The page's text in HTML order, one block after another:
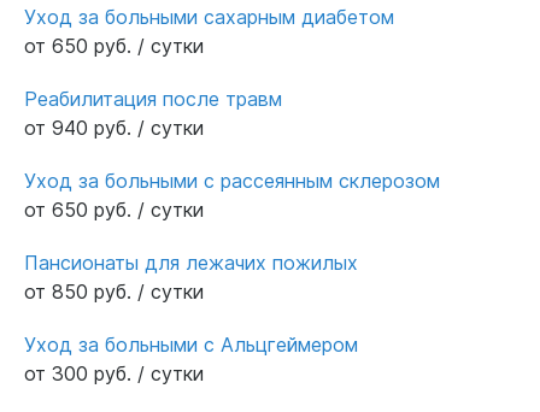
Уход за больными сахарным диабетом
от 650 руб. / сутки
Реабилитация после травм
от 940 руб. / сутки
Уход за больными с рассеянным склерозом
от 650 руб. / сутки
Пансионаты для лежачих пожилых
от 850 руб. / сутки
Уход за больными с Альцгеймером
от 300 руб. / сутки